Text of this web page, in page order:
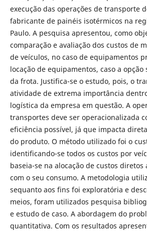
execução das operações de transporte
fabricante de painéis isotérmicos na
Paulo. A pesquisa apresentou, como
comparação e avaliação dos custos de
de veículos, no caso de equipamentos
locação de equipamentos, caso a opção
da frota. Justifica-se o estudo, pois, o
atividade de extrema importância
logística da empresa em questão. A
transportes deve ser operacionalizada
eficiência possível, já que impacta
do produto. O método utilizado foi o
identificando-se todos os custos por
baseia-se na alocação de custos
com o seu consumo. A metodologia
sequanto aos fins foi exploratória e
meios, foram utilizados pesquisa
e estudo de caso. A abordagem do
quantitativa. Com os resultados